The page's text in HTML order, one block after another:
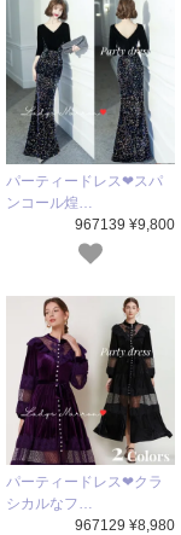
パーティードレス❤スパ
ンコール煌…
967139 ¥9,800
パーティードレス❤クラ
シカルなフ…
967129 ¥8,980